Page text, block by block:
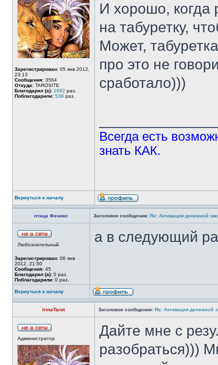
Зарегистрирован: 05 янв 2012,
23:13
Сообщения: 3564
Откуда: TAROSITE
Благодарил (а): 1692 раз.
Поблагодарили: 539 раз.
И хорошо, когда
на табуретку,
Может,
про это не
сработало)))
Всегда есть
знать КАК.
Вернуться к началу
птица Феникс Заголовок сообщения: Re: Активация денежной
Любознательный
Зарегистрирован: 06 янв
2012, 21:50
Сообщения: 45
Благодарил (а): 0 раз.
Поблагодарили: 0 раз.
а в следующий
Вернуться к началу
IrinaTarot Заголовок сообщения: Re: Активация денежной
Администратор
Дайте мне с
разобраться)))